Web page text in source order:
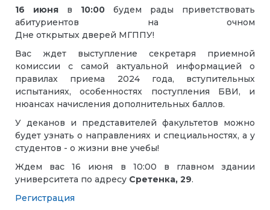
16 июня в 10:00 будем рады приветствовать
абитуриентов на очном
Дне открытых дверей МГППУ!
Вас ждет выступление секретаря приемной
комиссии с самой актуальной информацией о
правилах приема 2024 года, вступительных
испытаниях, особенностях поступления БВИ, и
нюансах начисления дополнительных баллов.
У деканов и представителей факультетов можно
будет узнать о направлениях и специальностях, а у
студентов - о жизни вне учебы!
Ждем вас 16 июня в 10:00 в главном здании
университета по адресу Сретенка, 29.
Регистрация